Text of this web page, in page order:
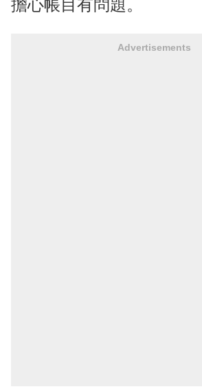
擔心帳目有問題。
Advertisements